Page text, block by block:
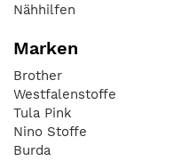
Nähhilfen
Marken
Brother
Westfalenstoffe
Tula Pink
Nino Stoffe
Burda